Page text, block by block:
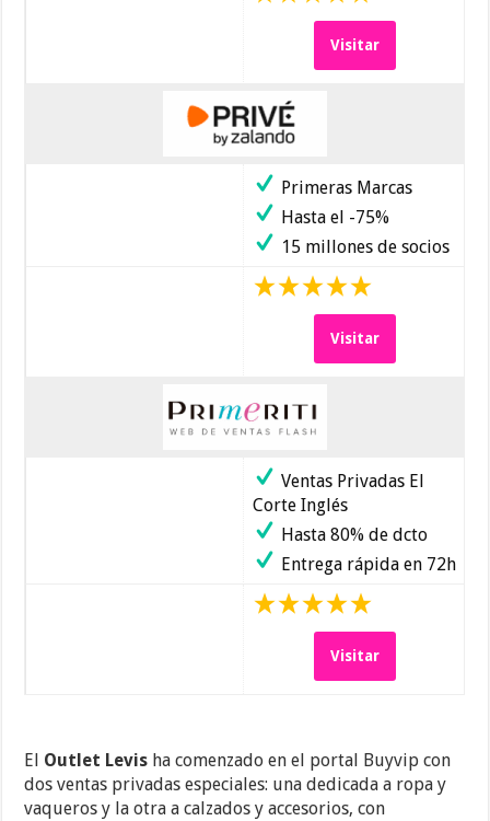
Visitar
Primeras Marcas
Hasta el -75%
15 millones de socios
Visitar
Ventas Privadas El
Corte Inglés
Hasta 80% de dcto
Entrega rápida en 72h
Visitar
El Outlet Levis ha comenzado en el portal Buyvip con
dos ventas privadas especiales: una dedicada a ropa y
vaqueros y la otra a calzados y accesorios, con